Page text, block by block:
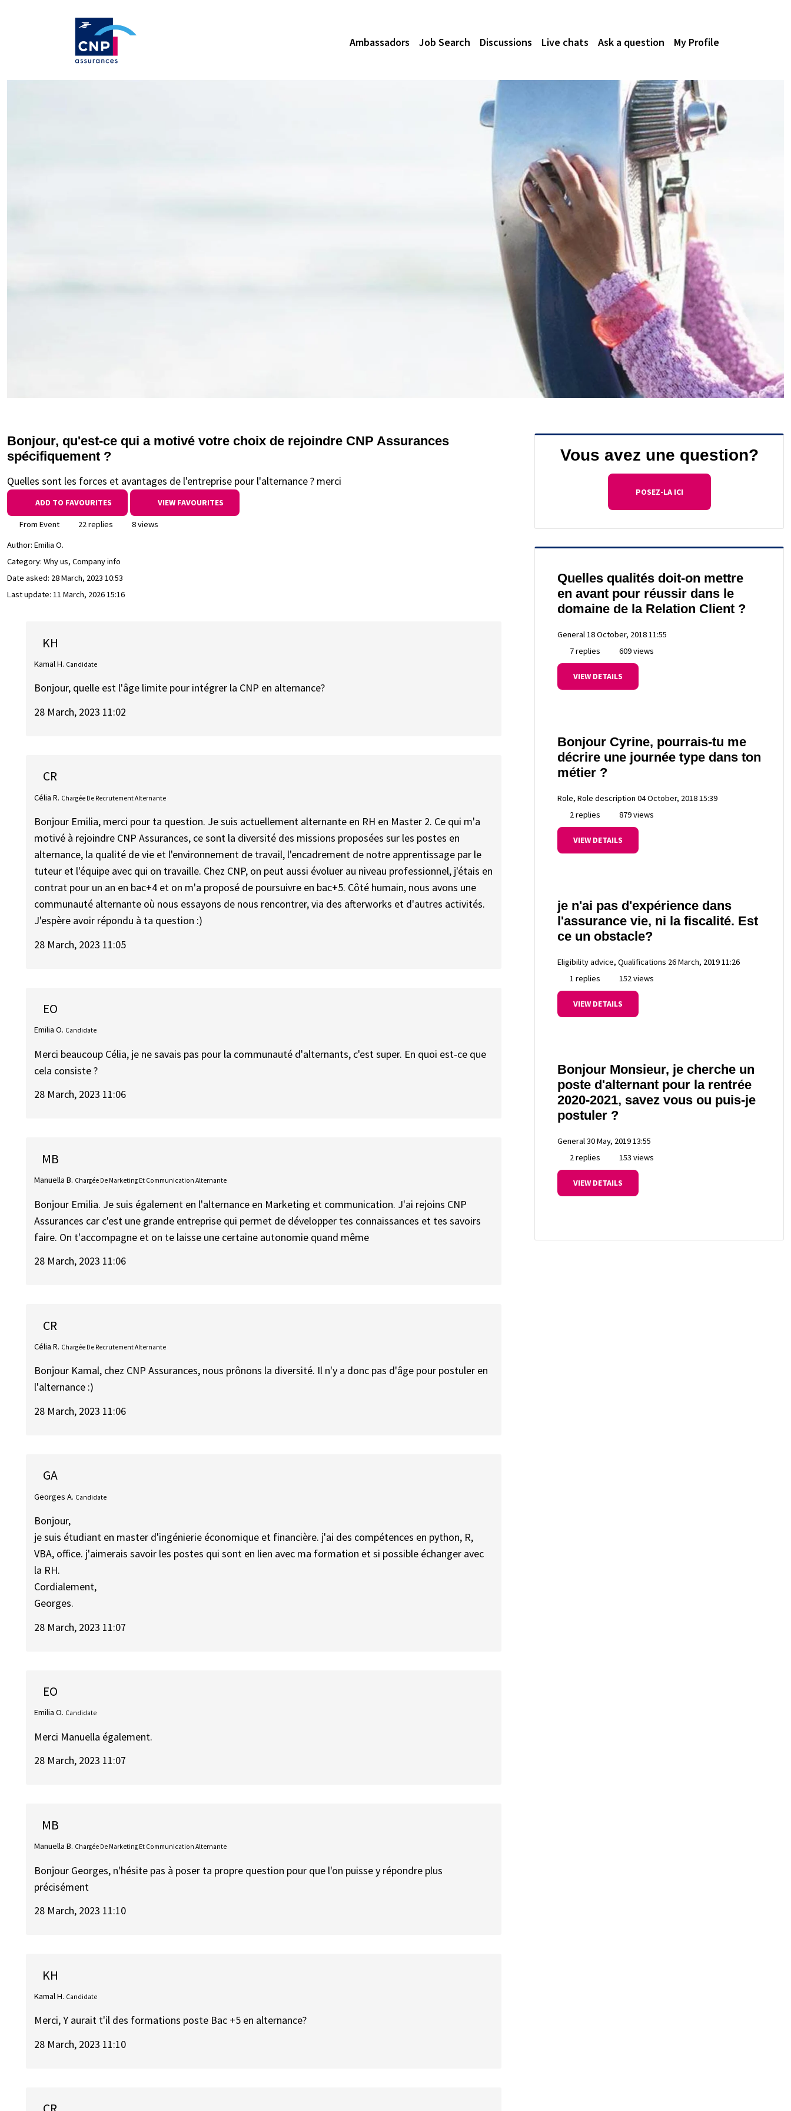
Ambassadors Job Search Discussions Live chats Ask a question My Profile
Bonjour, qu'est-ce qui a motivé votre choix de rejoindre CNP Assurances
spécifiquement ?
Quelles sont les forces et avantages de l'entreprise pour l'alternance ? merci
ADD TO FAVOURITES VIEW FAVOURITES
From Event 22 replies
8 views
Author: Emilia O.
Category: Why us, Company info
Date asked: 28 March, 2023 10:53
Last update: 11 March, 2026 15:16
KH
Kamal H. Candidate
Bonjour, quelle est l'âge limite pour intégrer la CNP en alternance?
28 March, 2023 11:02
CR
Célia R. Chargée De Recrutement Alternante
Bonjour Emilia, merci pour ta question. Je suis actuellement alternante en RH en Master 2. Ce qui m'a
motivé à rejoindre CNP Assurances, ce sont la diversité des missions proposées sur les postes en
alternance, la qualité de vie et l'environnement de travail, l'encadrement de notre apprentissage par le
tuteur et l'équipe avec qui on travaille. Chez CNP, on peut aussi évoluer au niveau professionnel, j'étais en
contrat pour un an en bac+4 et on m'a proposé de poursuivre en bac+5. Côté humain, nous avons une
communauté alternante où nous essayons de nous rencontrer, via des afterworks et d'autres activités.
J'espère avoir répondu à ta question :)
28 March, 2023 11:05
EO
Emilia O. Candidate
Merci beaucoup Célia, je ne savais pas pour la communauté d'alternants, c'est super. En quoi est-ce que
cela consiste ?
28 March, 2023 11:06
MB
Manuella B. Chargée De Marketing Et Communication Alternante
Bonjour Emilia. Je suis également en l'alternance en Marketing et communication. J'ai rejoins CNP
Assurances car c'est une grande entreprise qui permet de développer tes connaissances et tes savoirs
faire. On t'accompagne et on te laisse une certaine autonomie quand même
28 March, 2023 11:06
CR
Célia R. Chargée De Recrutement Alternante
Bonjour Kamal, chez CNP Assurances, nous prônons la diversité. Il n'y a donc pas d'âge pour postuler en
l'alternance :)
28 March, 2023 11:06
GA
Georges A. Candidate
Bonjour,
je suis étudiant en master d'ingénierie économique et financière. j'ai des compétences en python, R,
VBA, office. j'aimerais savoir les postes qui sont en lien avec ma formation et si possible échanger avec
la RH.
Cordialement,
Georges.
28 March, 2023 11:07
EO
Emilia O. Candidate
Merci Manuella également.
28 March, 2023 11:07
MB
Manuella B. Chargée De Marketing Et Communication Alternante
Bonjour Georges, n'hésite pas à poser ta propre question pour que l'on puisse y répondre plus
précisément
28 March, 2023 11:10
KH
Kamal H. Candidate
Merci, Y aurait t'il des formations poste Bac +5 en alternance?
28 March, 2023 11:10
Vous avez une question?
POSEZ-LA ICI
Quelles qualités doit-on mettre
en avant pour réussir dans le
domaine de la Relation Client ?
General 18 October, 2018 11:55
7 replies
609 views
VIEW DETAILS
Bonjour Cyrine, pourrais-tu me
décrire une journée type dans ton
métier ?
Role, Role description 04 October, 2018 15:39
2 replies
879 views
VIEW DETAILS
je n'ai pas d'expérience dans
l'assurance vie, ni la fiscalité. Est
ce un obstacle?
Eligibility advice, Qualifications 26 March, 2019 11:26
1 replies
152 views
VIEW DETAILS
Bonjour Monsieur, je cherche un
poste d'alternant pour la rentrée
2020-2021, savez vous ou puis-je
postuler ?
General30 May, 2019 13:55
2 replies
153 views
VIEW DETAILS